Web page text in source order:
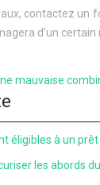
contactez un
d’un certain
mauvaise
éligibles à un
les abords